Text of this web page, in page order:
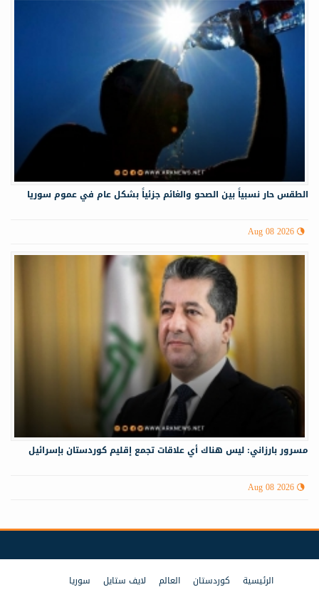
الطقس حار نسبياً بين الصحو والغائم جزئياً بشكل عام في عموم سوريا
Aug 08 2026
مسرور بارزاني: ليس هناك أي علاقات تجمع إقليم كوردستان بإسرائيل
Aug 08 2026
الرئيسية كوردستان العالم لايف ستايل سوريا